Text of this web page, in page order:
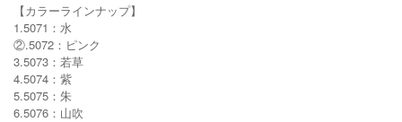
【カラーラインナップ】
1.5071：水
②.5072：ピンク
3.5073：若草
4.5074：紫
5.5075：朱
6.5076：山吹